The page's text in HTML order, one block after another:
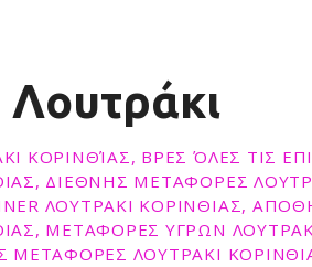
Λουτράκι
ΚΟΡΙΝΘΊΑΣ, ΒΡΕΣ ΌΛΕΣ ΤΙΣ
ΔΙΕΘΝΗΣ ΜΕΤΑΦΟΡΕΣ
ΛΟΥΤΡΑΚΙ ΚΟΡΙΝΘΙΑΣ,
ΜΕΤΑΦΟΡΕΣ ΥΓΡΩΝ
ΜΕΤΑΦΟΡΕΣ ΛΟΥΤΡΑΚΙ